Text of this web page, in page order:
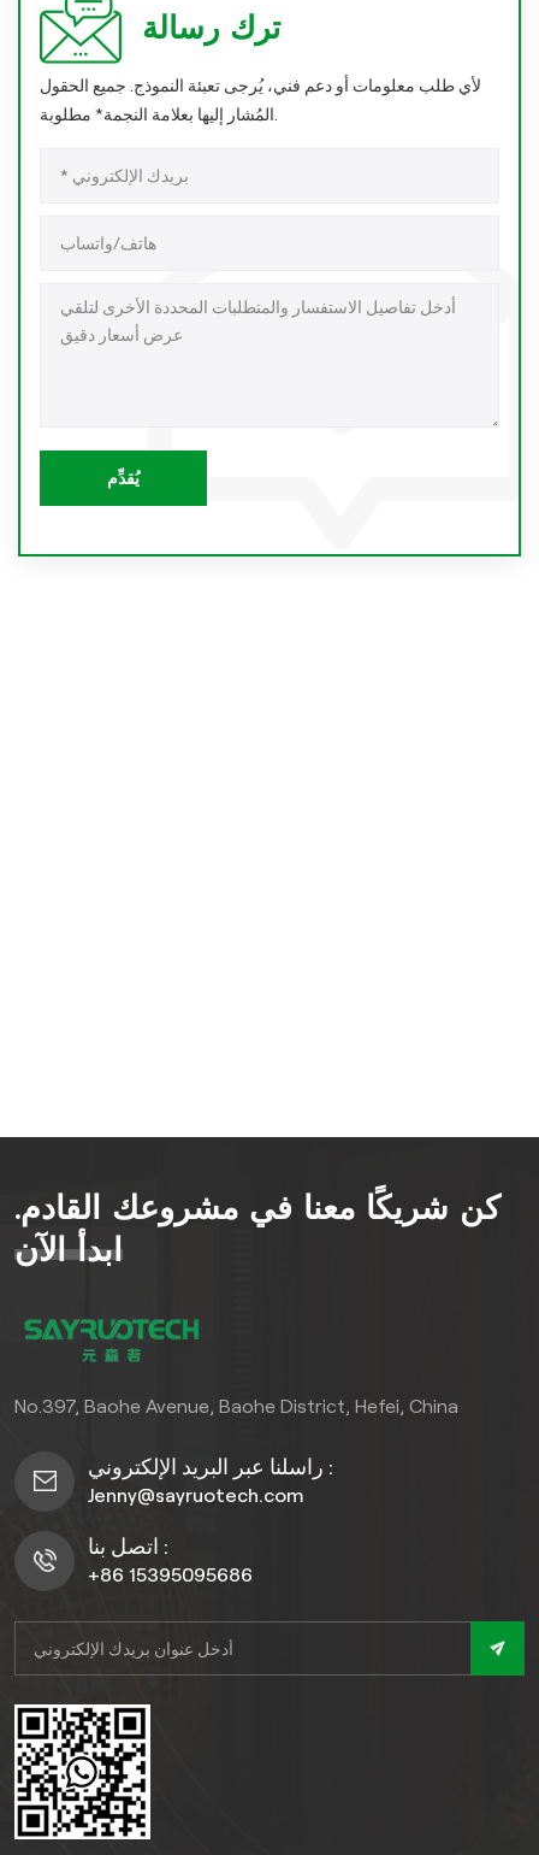
ترك رسالة
لأي طلب معلومات أو دعم فني، يُرجى تعبئة النموذج. جميع الحقول
يُقدِّم
كن شريكًا معنا في مشروعك القادم.
ابدأ الآن
No.397, Baohe Avenue, Baohe District, Hefei, China
راسلنا عبر البريد الإلكتروني :
Jenny@sayruotech.com
اتصل بنا :
+86 15395095686